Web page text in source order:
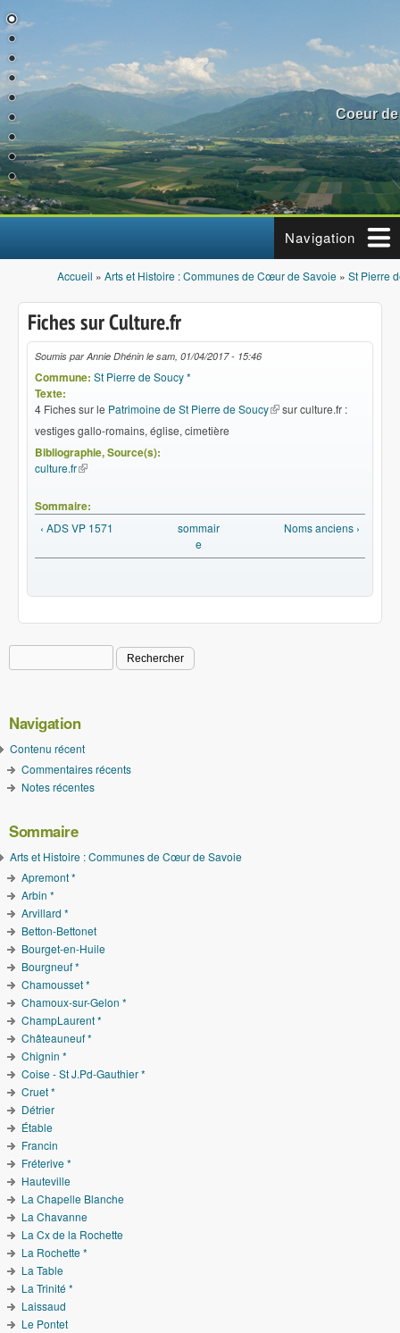
Coeur
Navigation
Vous êtes ici
Accueil » Arts et Histoire : Communes de Cœur de Savoie » St Pierre
Fiches sur Culture.fr
Soumis parAnnie Dhénin le sam, 01/04/2017 - 15:46
Commune: St Pierre de Soucy *
Texte:
4 Fiches sur le Patrimoine de St Pierre de Soucy(le lien est externe)
sur culture.fr :
vestiges gallo-romains, église, cimetière
Bibliographie, Source(s):
culture.fr(le lien est externe)
Sommaire:
‹ ADS VP 1571
sommair
e
Noms anciens ›
Formulaire de recherche
Navigation
Contenu récent
Commentaires récents
Notes récentes
Sommaire
Arts et Histoire : Communes de Cœur de Savoie
Apremont *
Arbin *
Arvillard *
Betton-Bettonet
Bourget-en-Huile
Bourgneuf *
Chamousset *
Chamoux-sur-Gelon *
ChampLaurent *
Châteauneuf *
Chignin *
Coise - St J.Pd-Gauthier *
Cruet *
Détrier
Étable
Francin
Fréterive *
Hauteville
La Chapelle Blanche
La Chavanne
La Cx de la Rochette
La Rochette *
La Table
La Trinité *
Laissaud
Le Pontet